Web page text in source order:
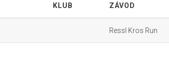
KLUB ZÁVOD
Ressl Kros Run